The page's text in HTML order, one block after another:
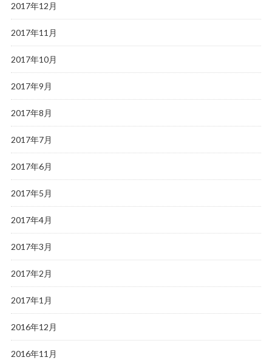
2017年12月
2017年11月
2017年10月
2017年9月
2017年8月
2017年7月
2017年6月
2017年5月
2017年4月
2017年3月
2017年2月
2017年1月
2016年12月
2016年11月